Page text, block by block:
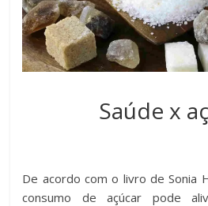
Saúde x
De acordo com o livro de Sonia
consumo de açúcar pode